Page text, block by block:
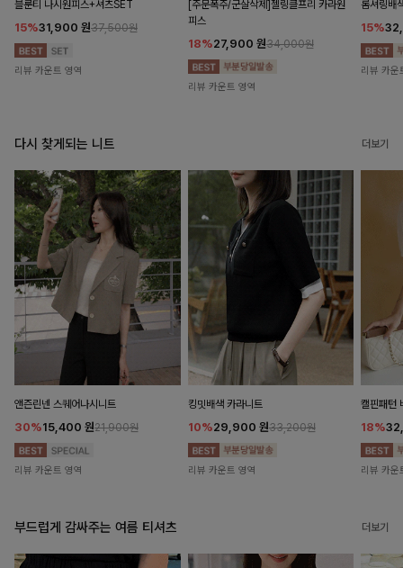
블룬티 나시원피스+셔츠SET
15%31,900 원37,500원
리뷰 카운트 영역
[주문폭주/군살삭제]젤링클프리 카라원
피스
18%27,900 원34,000원
리뷰 카운트 영역
롬셔링배
15%
리뷰 카운
다시 찾게되는 니트 더보기
앤즌린넨 스퀘어나시니트
30%15,400 원21,900원
리뷰 카운트 영역
킹밋배색 카라니트
10%29,900 원33,200원
리뷰 카운트 영역
캘핀패턴
18%
리뷰 카운
부드럽게 감싸주는 여름 티셔츠 더보기